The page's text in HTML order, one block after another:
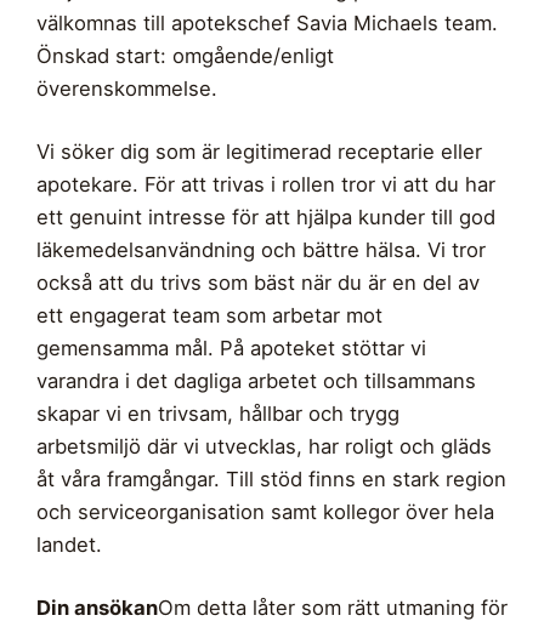
välkomnas till apotekschef Savia Michaels team.
Önskad start: omgående/enligt
överenskommelse.
Vi söker dig som är legitimerad receptarie eller
apotekare. För att trivas i rollen tror vi att du har
ett genuint intresse för att hjälpa kunder till god
läkemedelsanvändning och bättre hälsa. Vi tror
också att du trivs som bäst när du är en del av
ett engagerat team som arbetar mot
gemensamma mål. På apoteket stöttar vi
varandra i det dagliga arbetet och tillsammans
skapar vi en trivsam, hållbar och trygg
arbetsmiljö där vi utvecklas, har roligt och gläds
åt våra framgångar. Till stöd finns en stark region
och serviceorganisation samt kollegor över hela
landet.
Din ansökanOm detta låter som rätt utmaning för